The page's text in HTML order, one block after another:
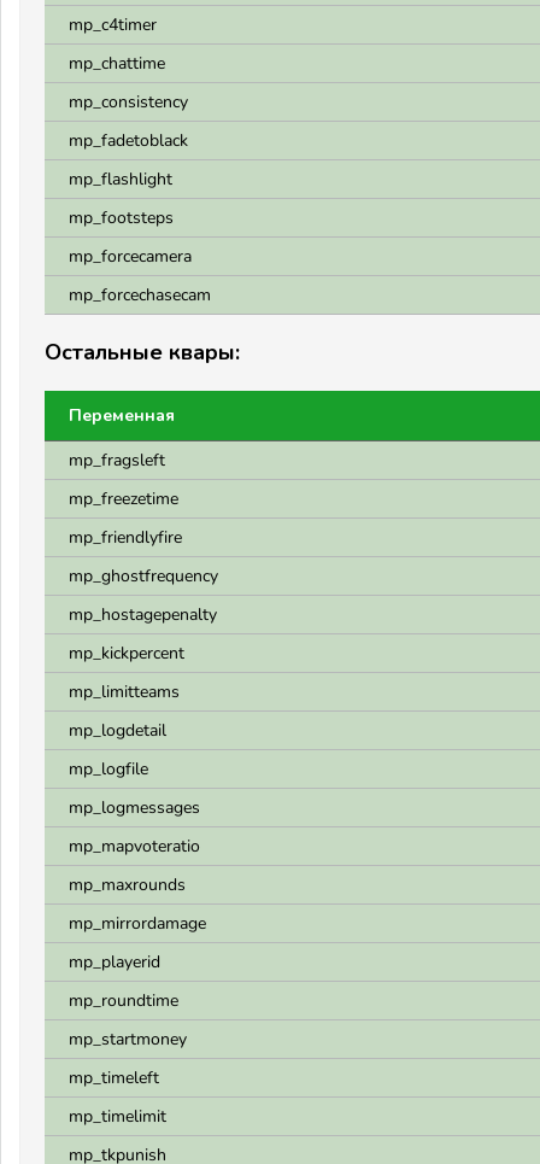
mp_c4timer
mp_chattime
mp_consistency
mp_fadetoblack
mp_flashlight
mp_footsteps
mp_forcecamera
mp_forcechasecam
Остальные квары:
Переменная
mp_fragsleft
mp_freezetime
mp_friendlyfire
mp_ghostfrequency
mp_hostagepenalty
mp_kickpercent
mp_limitteams
mp_logdetail
mp_logfile
mp_logmessages
mp_mapvoteratio
mp_maxrounds
mp_mirrordamage
mp_playerid
mp_roundtime
mp_startmoney
mp_timeleft
mp_timelimit
mp_tkpunish